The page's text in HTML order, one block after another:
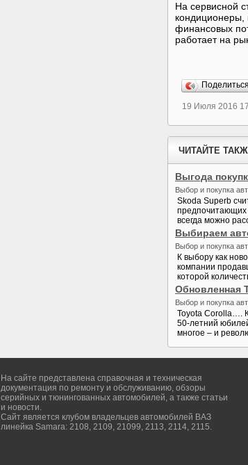
На сервисной
кондиционеры,
финансовых
работает на
19 Июля 2016
ЧИТАЙТЕ
Выгода
Выбор и покупка
Skoda Superb
предпочитающих
всегда можно
Выбираем
Выбор и покупка
К выбору как
компании
которой
Обновленная
Выбор и покупка
Toyota Corolla….
50-летний
многое – и
На сайте представлена справочная и техническая
документация по ремонту и обслуживанию, обзоры
серийных и тюнингованных автомобилей, а также статьи
и новости.
Сайт является клубом владельцев автомобилей ВАЗ
линейка Samara: 2108, 2109, 21099, 2113, 2114, 2115.